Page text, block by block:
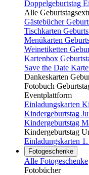
Doppelgeburtstag
Alle
Gästebücher
Tischkarten
Menükarten
Weinetiketten
Kartenbox
Save the Date
Dankeskarten
Fotobuch
Eventplattform
Einladungskarten
Kindergeburtstag
Kindergeburtstag
Kindergeburtstag
Einladungskarten
Fotogeschenke
Alle Fotogeschenke
Fotobücher